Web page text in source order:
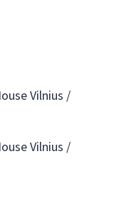
Vilnius /
Vilnius /